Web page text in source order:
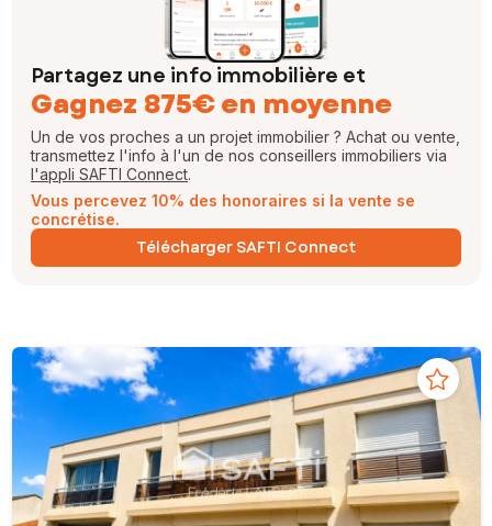
Partagez une info immobilière et
Gagnez 875€ en moyenne
Un de vos proches a un projet immobilier ? Achat ou vente,
transmettez l'info à l'un de nos conseillers immobiliers via
l'appli SAFTI Connect.
Vous percevez 10% des honoraires si la vente se
concrétise.
Télécharger SAFTI Connect